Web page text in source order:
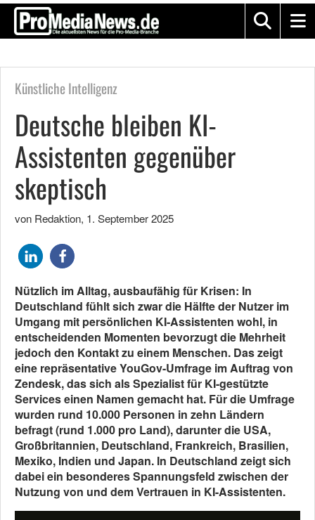
Künstliche Intelligenz
Deutsche bleiben KI-
Assistenten gegenüber
skeptisch
von Redaktion, 1. September 2025
Nützlich im Alltag, ausbaufähig für Krisen: In
Deutschland fühlt sich zwar die Hälfte der Nutzer im
Umgang mit persönlichen KI-Assistenten wohl, in
entscheidenden Momenten bevorzugt die Mehrheit
jedoch den Kontakt zu einem Menschen. Das zeigt
eine repräsentative YouGov-Umfrage im Auftrag von
Zendesk, das sich als Spezialist für KI-gestützte
Services einen Namen gemacht hat. Für die Umfrage
wurden rund 10.000 Personen in zehn Ländern
befragt (rund 1.000 pro Land), darunter die USA,
Großbritannien, Deutschland, Frankreich, Brasilien,
Mexiko, Indien und Japan. In Deutschland zeigt sich
dabei ein besonderes Spannungsfeld zwischen der
Nutzung von und dem Vertrauen in KI-Assistenten.